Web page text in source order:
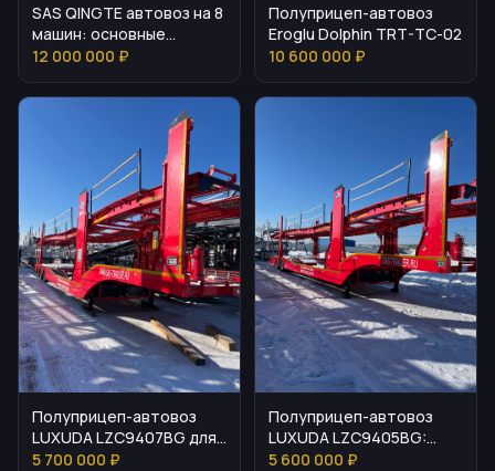
SAS QINGTE автовоз на 8
машин: основные
параметры и
12 000 000 ₽
Полуприцеп-автовоз
Eroglu Dolphin TRT-TC-02
10 600 000 ₽
Полуприцеп-автовоз
LUXUDA LZC9407BG для
перевозки 8
5 700 000 ₽
Полуприцеп-автовоз
LUXUDA LZC9405BG:
обзор и характеристики
5 600 000 ₽